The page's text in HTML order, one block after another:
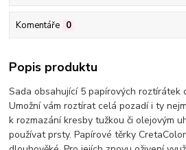
Komentáře 0
Popis produktu
Sada obsahující 5 papírových roztírátek
Umožní vám roztírat celá pozadí i ty
k rozmazání kresby tužkou či olejovým
používat prsty. Papírové těrky